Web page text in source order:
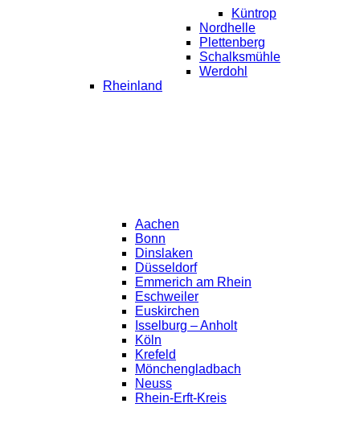
Küntrop
Nordhelle
Plettenberg
Schalksmühle
Werdohl
Rheinland
Aachen
Bonn
Dinslaken
Düsseldorf
Emmerich am Rhein
Eschweiler
Euskirchen
Isselburg – Anholt
Köln
Krefeld
Mönchengladbach
Neuss
Rhein-Erft-Kreis